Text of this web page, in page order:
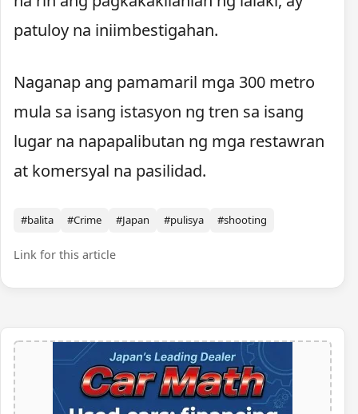
patuloy na iniimbestigahan.
Naganap ang pamamaril mga 300 metro
mula sa isang istasyon ng tren sa isang
lugar na napapalibutan ng mga restawran
at komersyal na pasilidad.
#balita #Crime #Japan #pulisya #shooting
Link for this article